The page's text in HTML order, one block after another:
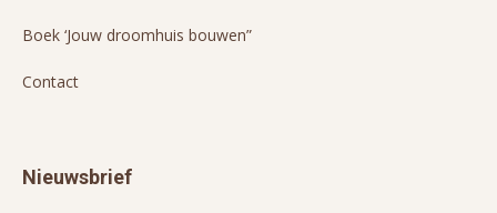
Boek ‘Jouw droomhuis bouwen”
Contact
Nieuwsbrief